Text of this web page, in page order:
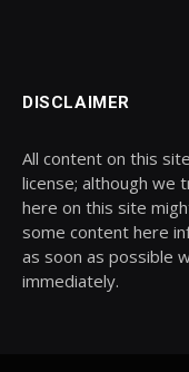
DISCLAIMER
All content on this
license; although
here on this site
some content here
as soon as possible
immediately.